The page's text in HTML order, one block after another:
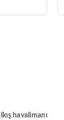
havalimanı